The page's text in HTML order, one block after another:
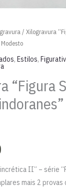
/ Xilogravura
, Estilos,
“Figura
II” – série
mais 2 provas